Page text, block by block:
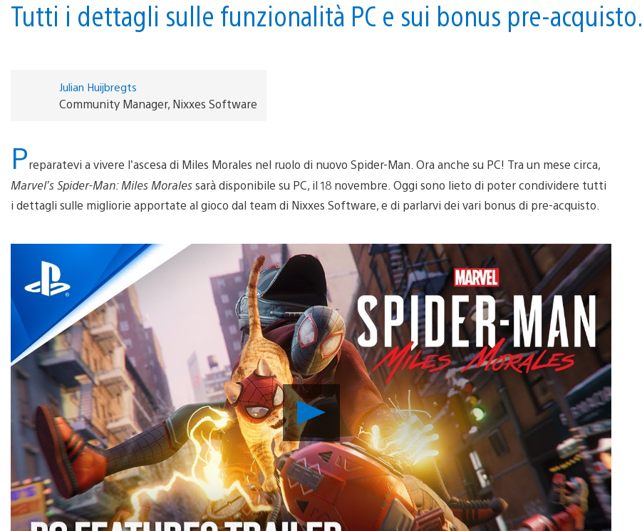
Tutti i dettagli sulle funzionalità PC e sui bonus pre-acquisto.
Julian Huijbregts
Community Manager, Nixxes Software
Preparatevi a vivere l’ascesa di Miles Morales nel ruolo di nuovo Spider-Man. Ora anche su PC! Tra un mese circa,
Marvel’s Spider-Man: Miles Moralessarà disponibile su PC, il 18 novembre. Oggi sono lieto di poter condividere tutti
i dettagli sulle migliorie apportate al gioco dal team di Nixxes Software, e di parlarvi dei vari bonus di pre-acquisto.
Riproduci
video